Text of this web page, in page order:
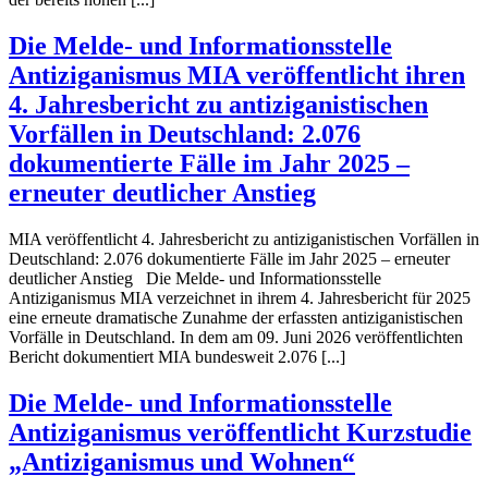
Die Melde- und Informationsstelle
Antiziganismus MIA veröffentlicht ihren
4. Jahresbericht zu antiziganistischen
Vorfällen in Deutschland: 2.076
dokumentierte Fälle im Jahr 2025 –
erneuter deutlicher Anstieg
MIA veröffentlicht 4. Jahresbericht zu antiziganistischen Vorfällen in
Deutschland: 2.076 dokumentierte Fälle im Jahr 2025 – erneuter
deutlicher Anstieg Die Melde- und Informationsstelle
Antiziganismus MIA verzeichnet in ihrem 4. Jahresbericht für 2025
eine erneute dramatische Zunahme der erfassten antiziganistischen
Vorfälle in Deutschland. In dem am 09. Juni 2026 veröffentlichten
Bericht dokumentiert MIA bundesweit 2.076 [...]
Die Melde- und Informationsstelle
Antiziganismus veröffentlicht Kurzstudie
„Antiziganismus und Wohnen“